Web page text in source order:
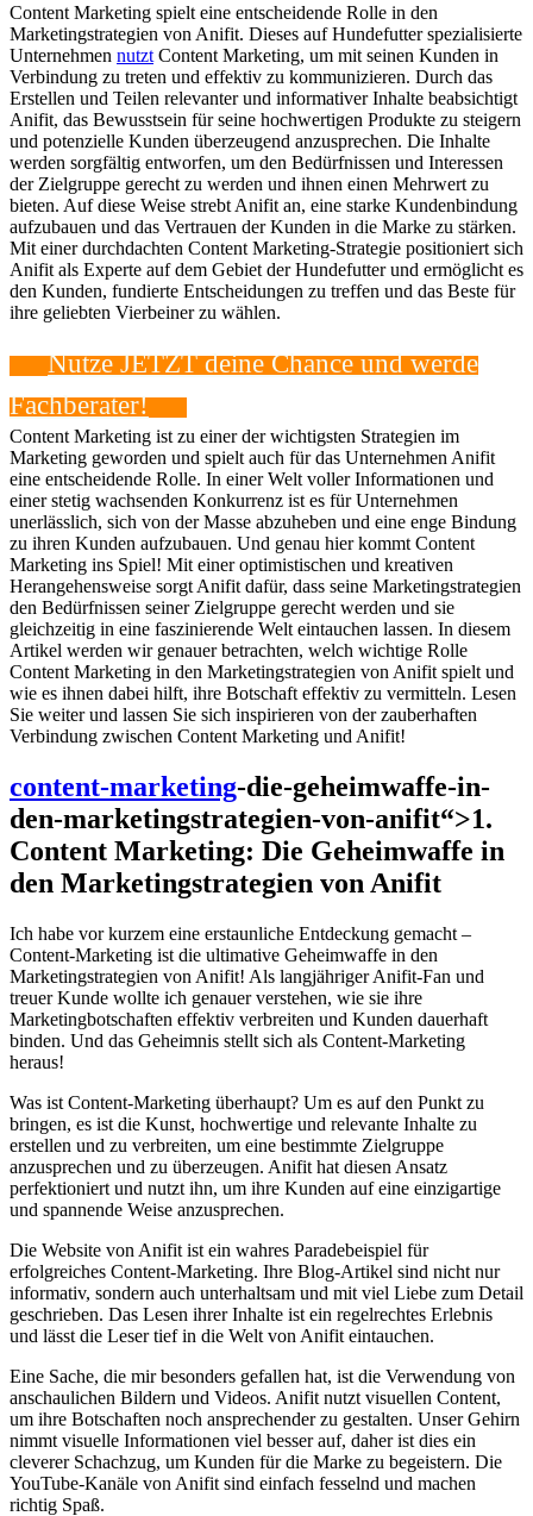
Content Marketing spielt eine entscheidende Rolle in den
Marketingstrategien von Anifit. Dieses auf Hundefutter spezialisierte
Unternehmen nutzt Content Marketing, um mit seinen Kunden in
Verbindung zu treten und effektiv zu kommunizieren. Durch das
Erstellen und Teilen relevanter und informativer Inhalte beabsichtigt
Anifit, das Bewusstsein für seine hochwertigen Produkte zu steigern
und potenzielle Kunden überzeugend anzusprechen. Die Inhalte
werden sorgfältig entworfen, um den Bedürfnissen und Interessen
der Zielgruppe gerecht zu werden und ihnen einen Mehrwert zu
bieten. Auf diese Weise strebt Anifit an, eine starke Kundenbindung
aufzubauen und das Vertrauen der Kunden in die Marke zu stärken.
Mit einer durchdachten Content Marketing-Strategie positioniert sich
Anifit als Experte auf dem Gebiet der Hundefutter und ermöglicht es
den Kunden, fundierte Entscheidungen zu treffen und das Beste für
ihre geliebten Vierbeiner zu wählen.
Nutze JETZT deine Chance und werde
Fachberater!
Content Marketing ist zu einer der wichtigsten Strategien im
Marketing geworden und spielt auch für das Unternehmen Anifit
eine entscheidende Rolle. In einer Welt voller Informationen und
einer stetig wachsenden Konkurrenz ist es für Unternehmen
unerlässlich, sich von der Masse abzuheben und eine enge Bindung
zu ihren Kunden aufzubauen. Und genau hier kommt Content
Marketing ins Spiel! Mit einer optimistischen und kreativen
Herangehensweise sorgt Anifit dafür, dass seine Marketingstrategien
den Bedürfnissen seiner Zielgruppe gerecht werden und sie
gleichzeitig in eine faszinierende Welt eintauchen lassen. In diesem
Artikel werden wir genauer betrachten, welch wichtige Rolle
Content Marketing in den Marketingstrategien von Anifit spielt und
wie es ihnen dabei hilft, ihre Botschaft effektiv zu vermitteln. Lesen
Sie weiter und lassen Sie sich inspirieren von der zauberhaften
Verbindung zwischen Content Marketing und Anifit!
content-marketing-die-geheimwaffe-in-
den-marketingstrategien-von-anifit“>1.
Content Marketing: Die Geheimwaffe in
den Marketingstrategien von Anifit
Ich habe vor kurzem eine erstaunliche Entdeckung gemacht –
Content-Marketing ist die ultimative Geheimwaffe in den
Marketingstrategien von Anifit! Als langjähriger Anifit-Fan und
treuer Kunde wollte ich genauer verstehen, wie sie ihre
Marketingbotschaften effektiv verbreiten und Kunden dauerhaft
binden. Und das Geheimnis stellt sich als Content-Marketing
heraus!
Was ist Content-Marketing überhaupt? Um es auf den Punkt zu
bringen, es ist die Kunst, hochwertige und relevante Inhalte zu
erstellen und zu verbreiten, um eine bestimmte Zielgruppe
anzusprechen und zu überzeugen. Anifit hat diesen Ansatz
perfektioniert und nutzt ihn, um ihre Kunden auf eine einzigartige
und spannende Weise anzusprechen.
Die Website von Anifit ist ein wahres Paradebeispiel für
erfolgreiches Content-Marketing. Ihre Blog-Artikel sind nicht nur
informativ, sondern auch unterhaltsam und mit viel Liebe zum Detail
geschrieben. Das Lesen ihrer Inhalte ist ein regelrechtes Erlebnis
und lässt die Leser tief in die Welt von Anifit eintauchen.
Eine Sache, die mir besonders gefallen hat, ist die Verwendung von
anschaulichen Bildern und Videos. Anifit nutzt visuellen Content,
um ihre Botschaften noch ansprechender zu gestalten. Unser Gehirn
nimmt visuelle Informationen viel besser auf, daher ist dies ein
cleverer Schachzug, um Kunden für die Marke zu begeistern. Die
YouTube-Kanäle von Anifit sind einfach fesselnd und machen
richtig Spaß.